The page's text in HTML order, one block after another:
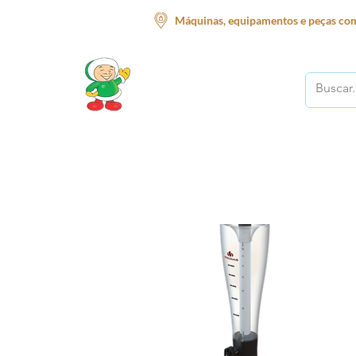
Máquinas, equipamentos e peças